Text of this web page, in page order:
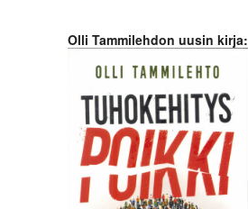
Olli Tammilehdon uusin kirja: